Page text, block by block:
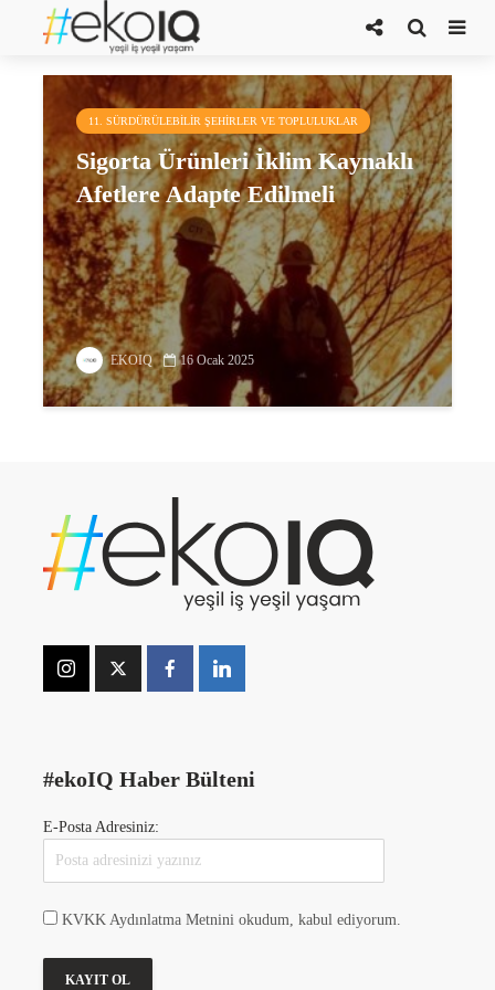
kasırgalar
11. SÜRDÜRÜLEBILIR ŞEHIRLER VE TOPLULUKLAR
Sigorta Ürünleri İklim Kaynaklı
Afetlere Adapte Edilmeli
EKOIQ 16 Ocak 2025
#ekoIQ Haber Bülteni
E-Posta Adresiniz:
KVKK Aydınlatma Metnini okudum, kabul ediyorum.